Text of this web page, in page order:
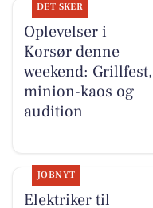
DET SKER
Oplevelser i
Korsør denne
weekend: Grillfest,
minion-kaos og
audition
JOBNYT
Elektriker til